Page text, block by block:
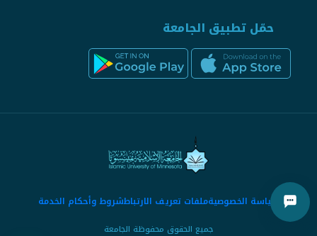
حمّل تطبيق الجامعة
سياسة الخصوصيةملفات تعريف الارتباطشروط وأحكام الخدمة
جميع الحقوق محفوظة الجامعة